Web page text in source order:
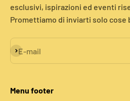
esclusivi, ispirazioni ed eventi
Promettiamo di inviarti solo cose
E-mail
Iscriviti alla newsletter
Menu footer